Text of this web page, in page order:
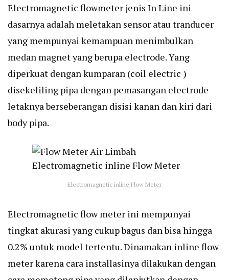
Electromagnetic flowmeter jenis In Line ini
dasarnya adalah meletakan sensor atau tranducer
yang mempunyai kemampuan menimbulkan
medan magnet yang berupa electrode. Yang
diperkuat dengan kumparan (coil electric )
disekeliling pipa dengan pemasangan electrode
letaknya berseberangan disisi kanan dan kiri dari
body pipa.
Electromagnetic inline Flow Meter
Electromagnetic flow meter ini mempunyai
tingkat akurasi yang cukup bagus dan bisa hingga
0.2% untuk model tertentu. Dinamakan inline flow
meter karena cara installasinya dilakukan dengan